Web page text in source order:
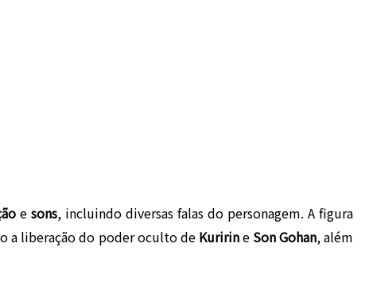
e sons, incluindo diversas falas do personagem. A figura
a liberação do poder oculto de Kuririne Son Gohan, além